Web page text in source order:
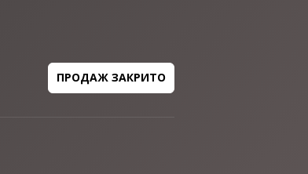
ПРОДАЖ ЗАКРИТО